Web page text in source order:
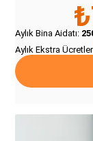
Aylık Bina Aidatı:
Aylık Ekstra Ücretler